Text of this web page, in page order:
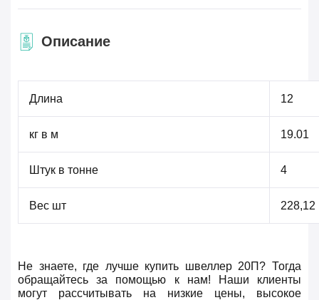
Описание
Длина 12
кг в м 19.01
Штук в тонне 4
Вес шт 228,12
Не знаете, где лучше купить швеллер 20П? Тогда
обращайтесь за помощью к нам! Наши клиенты
могут рассчитывать на низкие цены, высокое